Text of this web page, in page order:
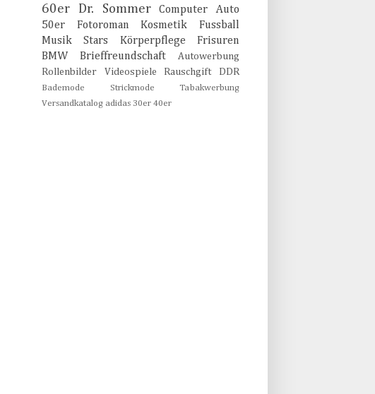
60er
Dr. Sommer Computer
Auto
50er
Fotoroman Kosmetik
Fussball
Musik
Stars Körperpflege
Frisuren
BMW
Brieffreundschaft
Autowerbung
Rollenbilder
Videospiele Rauschgift DDR
Bademode Strickmode
Tabakwerbung
Versandkatalog adidas 30er 40er